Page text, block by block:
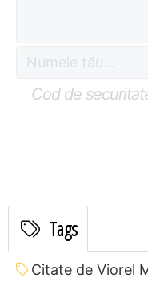
Cod de
Tags
Citate de Viorel